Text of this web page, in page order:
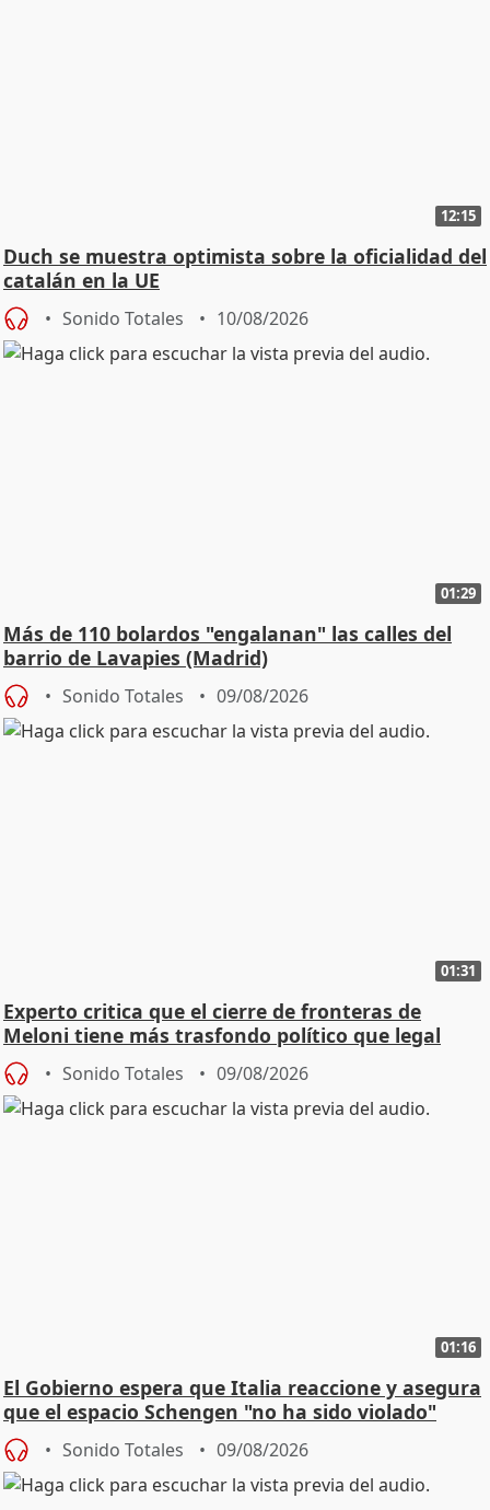
12:15
Duch se muestra optimista sobre la oficialidad del
catalán en la UE
Sonido Totales 10/08/2026
01:29
Más de 110 bolardos "engalanan" las calles del
barrio de Lavapies (Madrid)
Sonido Totales 09/08/2026
01:31
Experto critica que el cierre de fronteras de
Meloni tiene más trasfondo político que legal
Sonido Totales 09/08/2026
01:16
El Gobierno espera que Italia reaccione y asegura
que el espacio Schengen "no ha sido violado"
Sonido Totales 09/08/2026